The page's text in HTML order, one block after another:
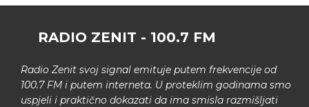
RADIO ZENIT - 100.7 FM
Radio Zenit svoj signal emituje putem frekvencije od
100.7 FM i putem interneta. U proteklim godinama smo
uspjeli i praktično dokazati da ima smisla razmišljati